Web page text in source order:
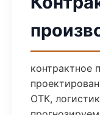
контрактное
ОТК,